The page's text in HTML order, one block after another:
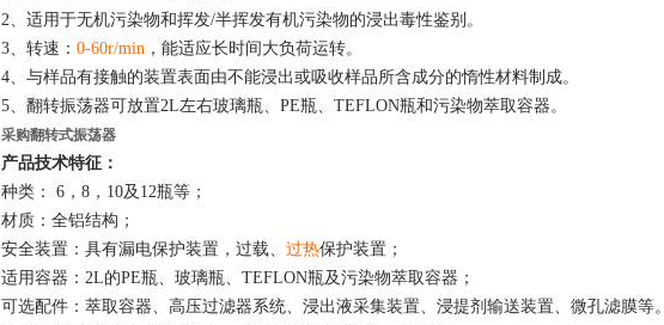
2、适用于无机污染物和挥发/半挥发有机污染物的浸出毒性鉴别。
3、转速： 0-60r/min ，能适应长时间大负荷运转。
4、与样品有接触的装置表面由不能浸出或吸收样品所含成分的惰性材料制成。
5、翻转振荡器可放置2L左右玻璃瓶、PE瓶、TEFLON瓶和污染物萃取容器。
采购翻转式振荡器
产品技术特征：
种类： 6，8，10及12瓶等；
材质：全铝结构；
安全装置：具有漏电保护装置，过载、 过热保护装置；
适用容器：2L的PE瓶、玻璃瓶、TEFLON瓶及污染物萃取容器；
可选配件：萃取容器、高压过滤器系统、浸出液采集装置、浸提剂输送装置、微孔滤膜等。